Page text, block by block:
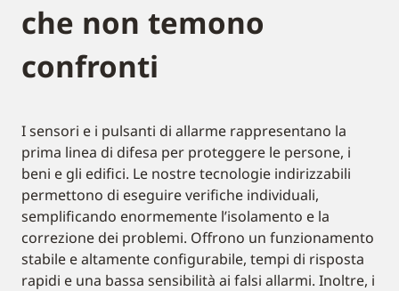
che non temono
confronti
I sensori e i pulsanti di allarme rappresentano la
prima linea di difesa per proteggere le persone, i
beni e gli edifici. Le nostre tecnologie indirizzabili
permettono di eseguire verifiche individuali,
semplificando enormemente l’isolamento e la
correzione dei problemi. Offrono un funzionamento
stabile e altamente configurabile, tempi di risposta
rapidi e una bassa sensibilità ai falsi allarmi. Inoltre, i